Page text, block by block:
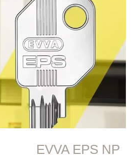
EVVA EPS NP